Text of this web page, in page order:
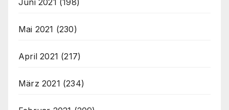
Mai 2021 (230)
April 2021 (217)
März 2021 (234)